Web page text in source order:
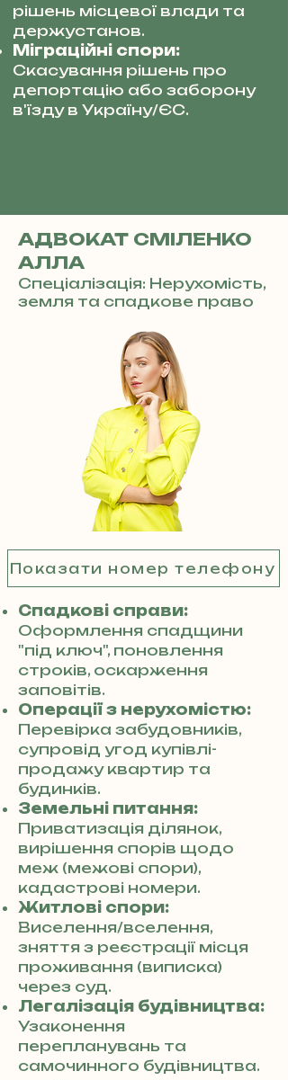
рішень місцевої влади та
держустанов.
Міграційні спори:
Скасування рішень про
депортацію або заборону
в'їзду в Україну/ЄС.
АДВОКАТ СМІЛЕНКО
АЛЛА
Спеціалізація: Нерухомість,
земля та спадкове право
Показати номер телефону
Спадкові справи:
Оформлення спадщини
"під ключ", поновлення
строків, оскарження
заповітів.
Операції з нерухомістю:
Перевірка забудовників,
супровід угод купівлі-
продажу квартир та
будинків.
Земельні питання:
Приватизація ділянок,
вирішення спорів щодо
меж (межові спори),
кадастрові номери.
Житлові спори:
Виселення/вселення,
зняття з реєстрації місця
проживання (виписка)
через суд.
Легалізація будівництва:
Узаконення
перепланувань та
самочинного будівництва.